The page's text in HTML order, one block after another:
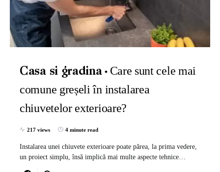
Casa si gradina
Care sunt cele mai
comune greșeli în instalarea
chiuvetelor exterioare?
217 views 4 minute read
Instalarea unei chiuvete exterioare poate părea, la prima vedere,
un proiect simplu, însă implică mai multe aspecte tehnice…